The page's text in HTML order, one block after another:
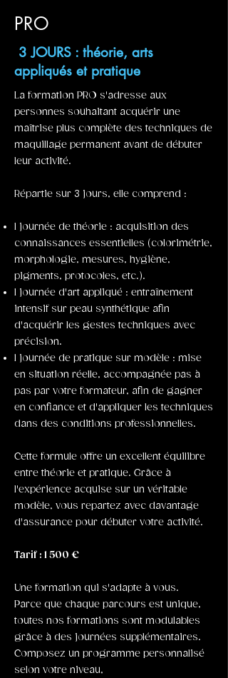
PRO
3 JOURS : théorie, arts
appliqués et pratique
La formation PRO s'adresse aux
personnes souhaitant acquérir une
maîtrise plus complète des techniques de
maquillage permanent avant de débuter
leur activité.
Répartie sur 3 jours, elle comprend :
1 journée de théorie : acquisition des
connaissances essentielles (colorimétrie,
morphologie, mesures, hygiène,
pigments, protocoles, etc.).
1 journée d'art appliqué : entraînement
intensif sur peau synthétique afin
d'acquérir les gestes techniques avec
précision.
1 journée de pratique sur modèle : mise
en situation réelle, accompagnée pas à
pas par votre formateur, afin de gagner
en confiance et d'appliquer les techniques
dans des conditions professionnelles.
Cette formule offre un excellent équilibre
entre théorie et pratique. Grâce à
l'expérience acquise sur un véritable
modèle, vous repartez avec davantage
d'assurance pour débuter votre activité.
Tarif : 1 500 €
Une formation qui s'adapte à vous.
Parce que chaque parcours est unique,
toutes nos formations sont modulables
grâce à des journées supplémentaires.
Composez un programme personnalisé
selon votre niveau,